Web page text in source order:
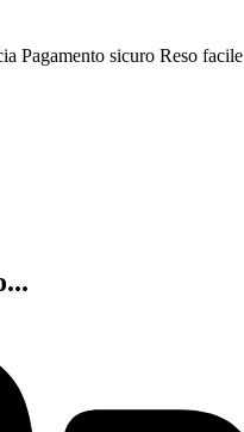
Pagamento sicuro Reso facile